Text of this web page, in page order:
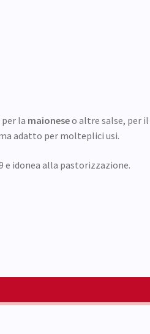
la maioneseo altre salse, per il
adatto per molteplici usi.
e idonea alla pastorizzazione.